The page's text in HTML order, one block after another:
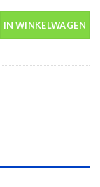
in spuitbus 400ml
IN WINKELWAGEN